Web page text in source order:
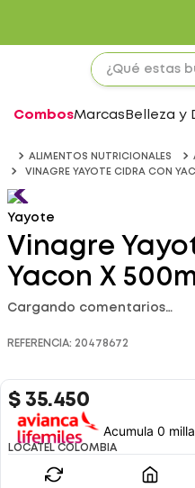
CombosMarcas Belleza y
ALIMENTOS NUTRICIONALES
VINAGRE YAYOTE CIDRA CON
Yayote
Vinagre
Yacon X
Cargando comentarios…
REFERENCIA: 20478672
$ 35.450
Acumula 0
LOCATEL COLOMBIA